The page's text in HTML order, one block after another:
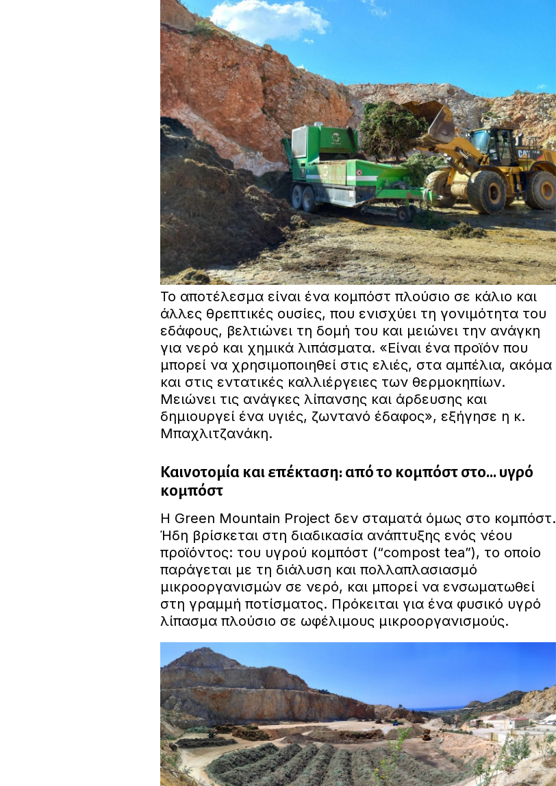
Το αποτέλεσμα είναι ένα κομπόστ πλούσιο σε κάλιο και
άλλες θρεπτικές ουσίες, που ενισχύει τη γονιμότητα του
εδάφους, βελτιώνει τη δομή του και μειώνει την ανάγκη
για νερό και χημικά λιπάσματα. «Είναι ένα προϊόν που
μπορεί να χρησιμοποιηθεί στις ελιές, στα αμπέλια, ακόμα
και στις εντατικές καλλιέργειες των θερμοκηπίων.
Μειώνει τις ανάγκες λίπανσης και άρδευσης και
δημιουργεί ένα υγιές, ζωντανό έδαφος», εξήγησε η κ.
Μπαχλιτζανάκη.
Καινοτομία και επέκταση: από το κομπόστ στο... υγρό
κομπόστ
Η Green Mountain Project δεν σταματά όμως στο κομπόστ.
Ήδη βρίσκεται στη διαδικασία ανάπτυξης ενός νέου
προϊόντος: του υγρού κομπόστ (“compost tea”), το οποίο
παράγεται με τη διάλυση και πολλαπλασιασμό
μικροοργανισμών σε νερό, και μπορεί να ενσωματωθεί
στη γραμμή ποτίσματος. Πρόκειται για ένα φυσικό υγρό
λίπασμα πλούσιο σε ωφέλιμους μικροοργανισμούς.